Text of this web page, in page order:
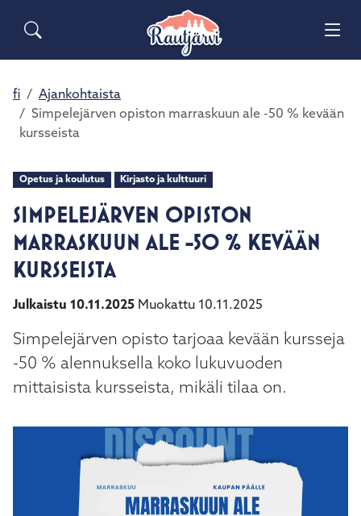
Siirry pääsisältöön Siirry päävalikkoon
Sähköiset lomakkeet
Haku
Valitse
oleva
tulos
ylös-
alasnuolilla.
valittuun
hakutulokseen
painamalla
enteriä.
käyttäjät
voivat
käyttää
kosketus-
ja
Asuminen ja ympäristö
Opetus ja kasvatus
Hyvinvointi ja terveys
Kulttuuri ja vapaa-aika
Kunta ja päätöksenteko
Elinvoima ja työ
fi
Ajankohtaista
Simpelejärven opiston marraskuun ale -50 % kevään
kursseista
Opetus ja koulutus Kirjasto ja kulttuuri
SIMPELEJÄRVEN OPISTON
MARRASKUUN ALE -50 % KEVÄÄN
KURSSEISTA
Julkaistu 10.11.2025 Muokattu 10.11.2025
Simpelejärven opisto tarjoaa kevään kursseja
-50 % alennuksella koko lukuvuoden
mittaisista kursseista, mikäli tilaa on.